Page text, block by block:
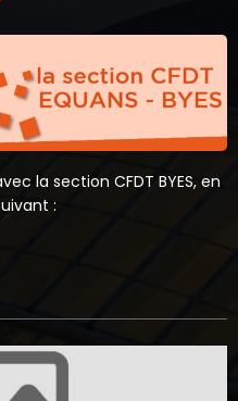
la section CFDT BYES, en
: